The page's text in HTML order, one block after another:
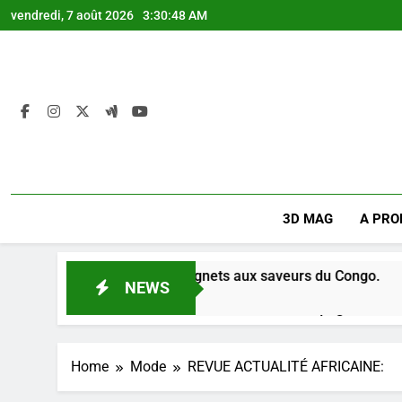
Skip
to
vendredi, 7 août 2026 3:30:49 AM
3D MAG A
NEWS
aux saveurs du Congo. Pascaline
aux saveurs du Congo. Pascaline
Home Mode REVUE ACTUALITÉ AFRICAINE: